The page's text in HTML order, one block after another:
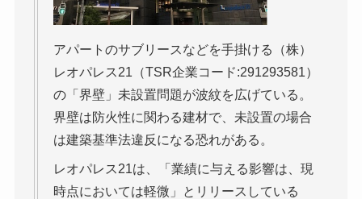
アパートのサブリースなどを手掛ける（株）
レオパレス21（TSR企業コード:291293581）
の「界壁」未設置問題が波紋を広げている。
界壁は防火性に関わる建材で、未設置の場合
は建築基準法違反になる恐れがある。
レオパレス21は、「業績に与える影響は、現
時点においては軽微」とリリースしている